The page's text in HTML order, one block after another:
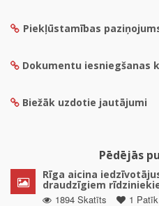
Piekļūstamības
Dokumentu iesniegšanas
Biežāk uzdotie jautājumi
Pēdējās
Rīga aicina
draudzīgiem
1894 Skatīts
1 Patīk